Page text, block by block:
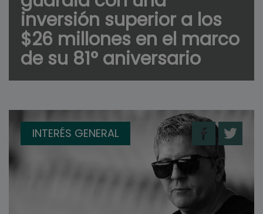
inversión superior a los
$26 millones en el marco
de su 81° aniversario
INTERÉS GENERAL